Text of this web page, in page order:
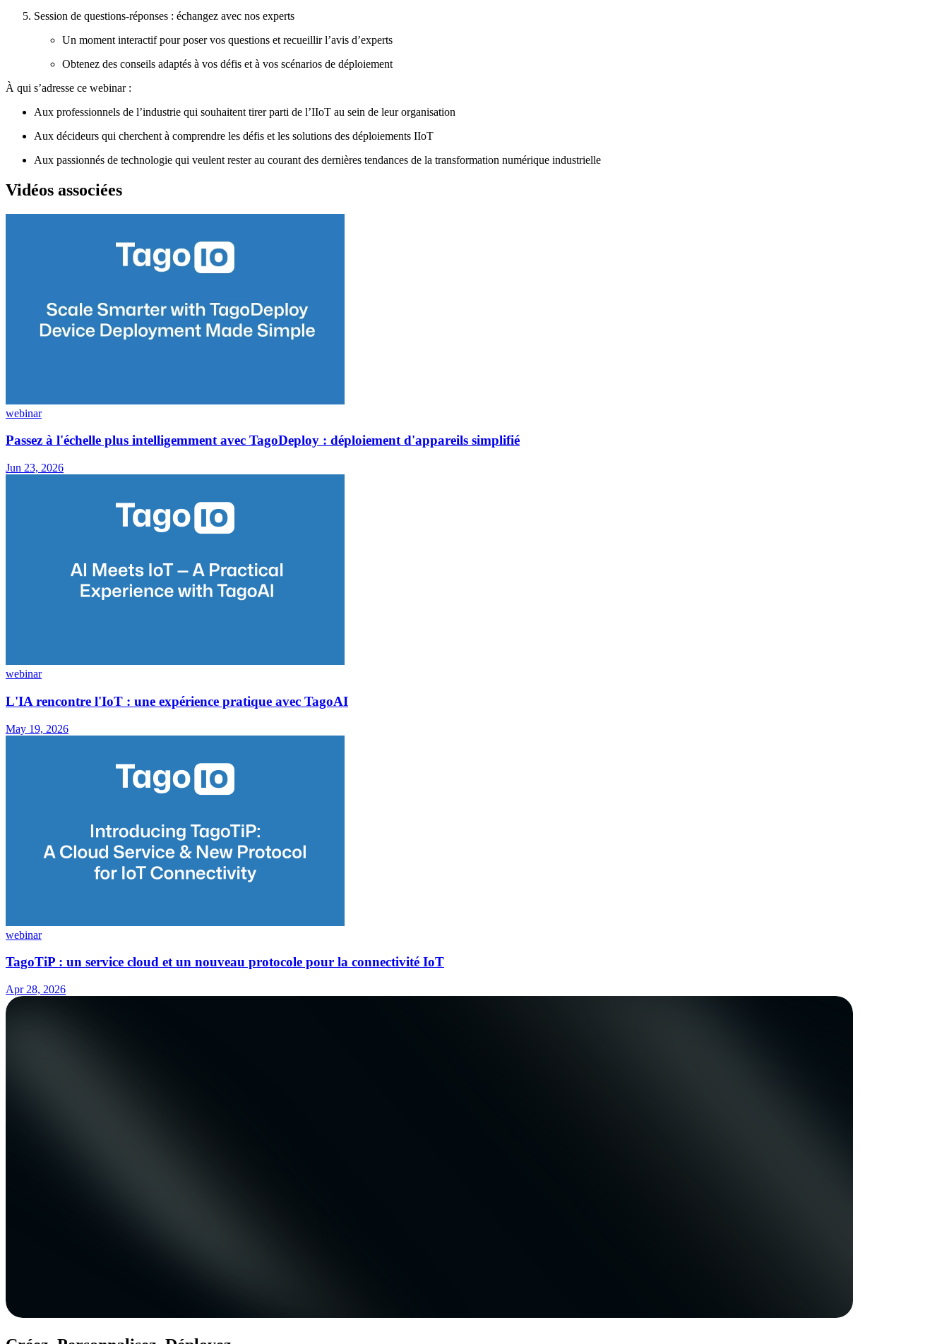
Session de questions-réponses : échangez avec nos experts
Un moment interactif pour poser vos questions et recueillir l’avis d’experts
Obtenez des conseils adaptés à vos défis et à vos scénarios de déploiement
À qui s’adresse ce webinar :
Aux professionnels de l’industrie qui souhaitent tirer parti de l’IIoT au sein de leur organisation
Aux décideurs qui cherchent à comprendre les défis et les solutions des déploiements IIoT
Aux passionnés de technologie qui veulent rester au courant des dernières tendances de la transformation numérique industrielle
Vidéos associées
webinar
Passez à l'échelle plus intelligemment avec TagoDeploy : déploiement d'appareils simplifié
Jun 23, 2026
webinar
L'IA rencontre l'IoT : une expérience pratique avec TagoAI
May 19, 2026
webinar
TagoTiP : un service cloud et un nouveau protocole pour la connectivité IoT
Apr 28, 2026